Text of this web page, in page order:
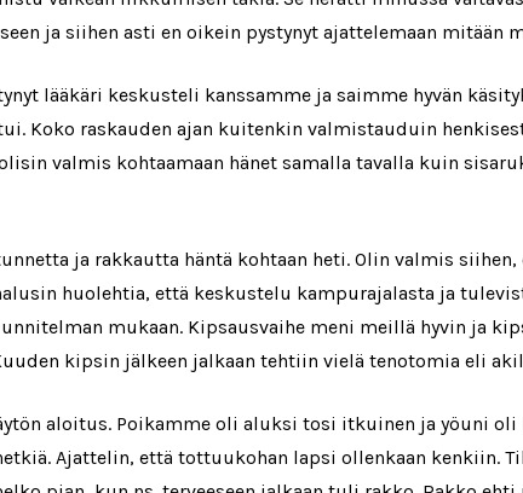
ja siihen asti en oikein pystynyt ajattelemaan mitään
lääkäri keskusteli kanssamme ja saimme hyvän
Koko raskauden ajan kuitenkin valmistauduin
valmis kohtaamaan hänet samalla tavalla kuin
ja rakkautta häntä kohtaan heti. Olin valmis
huolehtia, että keskustelu kampurajalasta ja
mukaan. Kipsausvaihe meni meillä hyvin ja
kipsin jälkeen jalkaan tehtiin vielä tenotomia eli
aloitus. Poikamme oli aluksi tosi itkuinen ja yöuni
Ajattelin, että tottuukohan lapsi ollenkaan kenkiin.